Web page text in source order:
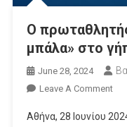
O
μπάλα» στο
June 28, 2024
Leave A CommentOn
Αθήνα, 28 Ιουνίου